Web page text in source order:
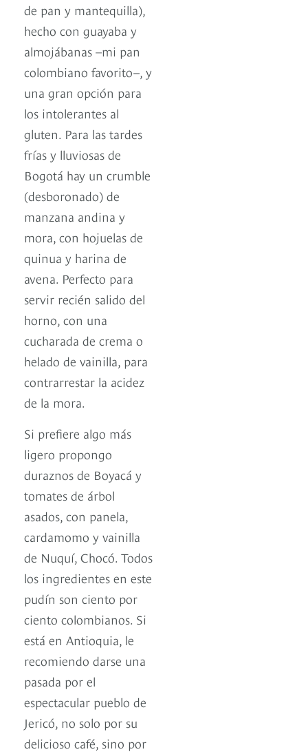
de pan y mantequilla),
hecho con guayaba y
almojábanas –mi pan
colombiano favorito–, y
una gran opción para
los intolerantes al
gluten. Para las tardes
frías y lluviosas de
Bogotá hay un crumble
(desboronado) de
manzana andina y
mora, con hojuelas de
quinua y harina de
avena. Perfecto para
servir recién salido del
horno, con una
cucharada de crema o
helado de vainilla, para
contrarrestar la acidez
de la mora.
Si prefiere algo más
ligero propongo
duraznos de Boyacá y
tomates de árbol
asados, con panela,
cardamomo y vainilla
de Nuquí, Chocó. Todos
los ingredientes en este
pudín son ciento por
ciento colombianos. Si
está en Antioquia, le
recomiendo darse una
pasada por el
espectacular pueblo de
Jericó, no solo por su
delicioso café, sino por